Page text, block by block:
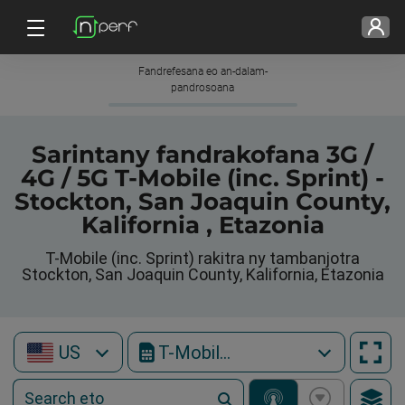
Fandrefesana eo an-dalam-
pandrosoana
Sarintany fandrakofana 3G /
4G / 5G T-Mobile (inc. Sprint) -
Stockton, San Joaquin County,
Kalifornia , Etazonia
T-Mobile (inc. Sprint) rakitra ny tambanjotra
Stockton, San Joaquin County, Kalifornia, Etazonia
US T-Mobile (inc. Sprint)